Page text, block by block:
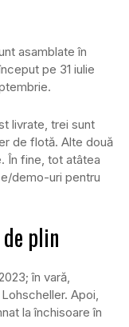
asamblate în
pe 31 iulie
livrate, trei sunt
de flotă. Alte două
În fine, tot atâtea
demo-uri pentru
plin
în vară,
Apoi,
la închisoare în